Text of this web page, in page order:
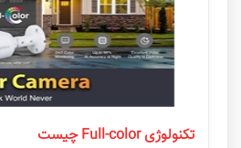
تکنولوژی Full-color چیست